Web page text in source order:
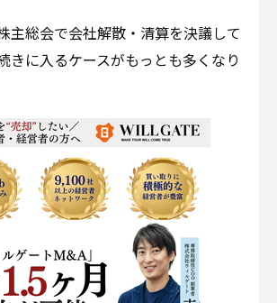
主総会で会社解散・清算を決議して
きに入るケースがもっとも多くなり